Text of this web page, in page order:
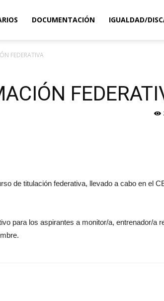
DOCUMENTACIÓN IGUALDAD/
FEDERATIVA
de titulación federativa, llevado a cabo en el
para los aspirantes a monitor/a, entrenador/a